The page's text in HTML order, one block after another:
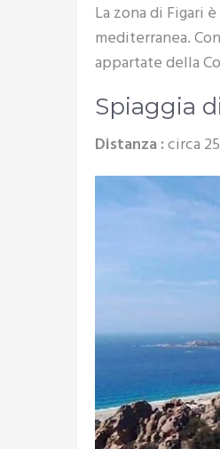
La zona di Figari
mediterranea.
appartate della
Spiaggia
Distanza :circa